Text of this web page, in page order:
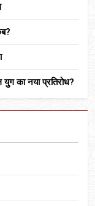
का नया प्रतिरोध?